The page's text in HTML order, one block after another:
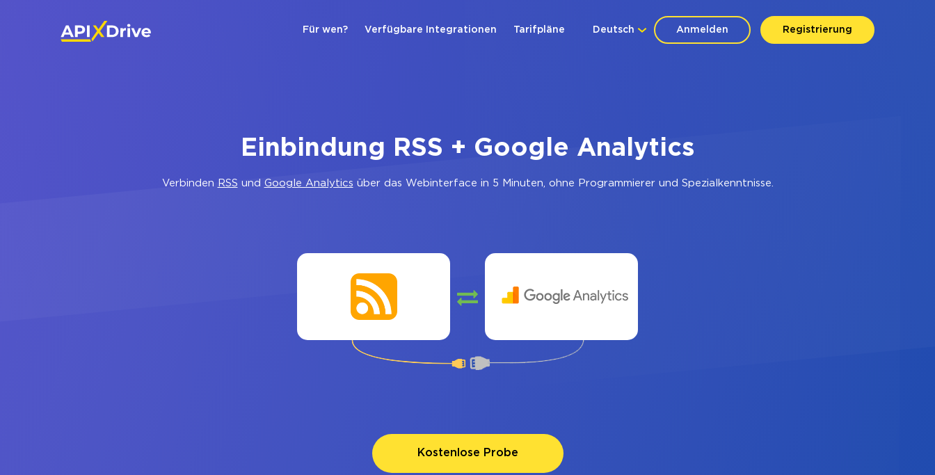
Anmelden Registrierung
Deutsch
Für wen? Verfügbare Integrationen Tarifpläne
Einbindung RSS + Google Analytics
Verbinden RSS und Google Analytics über das Webinterface in 5 Minuten, ohne Programmierer und Spezialkenntnisse.
Kostenlose Probe